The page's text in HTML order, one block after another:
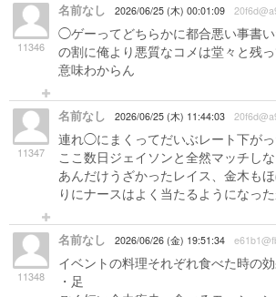
11346
名前なし 2026/06/25 (木) 00:01:09
◯ゲーってどちらかに都合悪い事書
の割に俺より悪質なコメは堂々と残
意味わからん
11347
名前なし 2026/06/25 (木) 11:44:03
連れ◯にまくってだいぶレート下がっ
ここ数日ジェイソンと全然マッチし
あんだけうざかったレイス、金木も
りにナースはよく当たるようになっ
11348
名前なし 2026/06/26 (金) 19:51:34
イベントの料理それぞれ食べた時の効
・足